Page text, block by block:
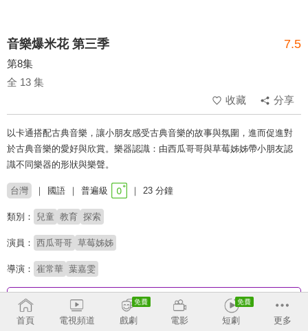
音樂爆米花 第三季 7.5
第8集
全 13 集
收藏
分享
以卡通搭配古典音樂，讓小朋友感受古典音樂的故事與氛圍，進而促進對
於古典音樂的愛好與欣賞。樂器認識：由西瓜哥哥與草莓姊姊帶小朋友認
識不同樂器的形狀與樂聲。
台灣 國語 普遍級 23 分鐘
類別： 兒童 教育 探索
演員： 西瓜哥哥 草莓姊姊
導演： 崔常華 葉嘉雯
收回
首頁
電視頻道 戲劇 電影 短劇 更多